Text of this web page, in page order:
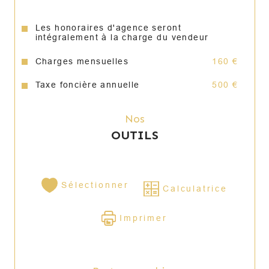
pollutions de votre secteur, voici le lien pour
les informations :
Annonce proposée par un agent commercial
Les honoraires d'agence seront
intégralement à la charge du vendeur
Charges mensuelles 160 €
Taxe foncière annuelle 500 €
Nos
OUTILS
Sélectionner Calculatrice
Imprimer